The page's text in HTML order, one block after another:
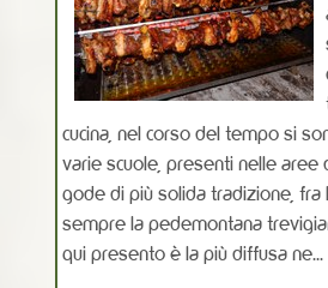
cucina, nel corso del tempo si
varie scuole, presenti nelle
gode di più solida tradizione, fra
sempre la pedemontana
qui presento è la più diffusa ne...